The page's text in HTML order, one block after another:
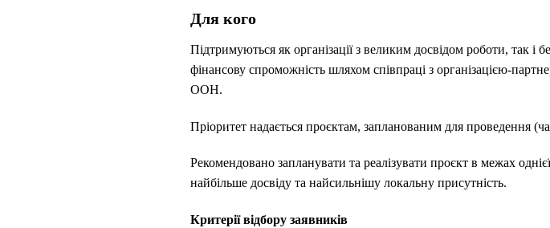
Для кого
Підтримуються як організації з великим досвідом роботи, так
фінансову спроможність шляхом співпраці з організацією-
ООН.
Пріоритет надається проєктам, запланованим для проведення
Рекомендовано запланувати та реалізувати проєкт в межах
найбільше досвіду та найсильнішу локальну присутність.
Критерії відбору заявників